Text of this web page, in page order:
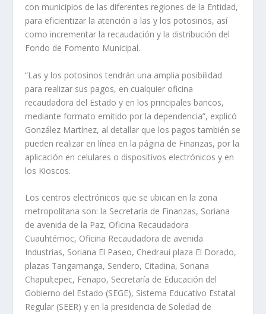
con municipios de las diferentes regiones de la Entidad,
para eficientizar la atención a las y los potosinos, así
como incrementar la recaudación y la distribución del
Fondo de Fomento Municipal.
“Las y los potosinos tendrán una amplia posibilidad
para realizar sus pagos, en cualquier oficina
recaudadora del Estado y en los principales bancos,
mediante formato emitido por la dependencia”, explicó
González Martínez, al detallar que los pagos también se
pueden realizar en línea en la página de Finanzas, por la
aplicación en celulares o dispositivos electrónicos y en
los Kioscos.
Los centros electrónicos que se ubican en la zona
metropolitana son: la Secretaría de Finanzas, Soriana
de avenida de la Paz, Oficina Recaudadora
Cuauhtémoc, Oficina Recaudadora de avenida
Industrias, Soriana El Paseo, Chedraui plaza El Dorado,
plazas Tangamanga, Sendero, Citadina, Soriana
Chapultepec, Fenapo, Secretaría de Educación del
Gobierno del Estado (SEGE), Sistema Educativo Estatal
Regular (SEER) y en la presidencia de Soledad de